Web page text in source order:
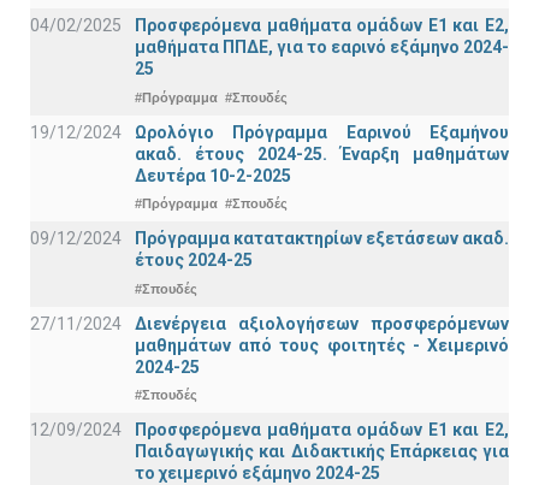
04/02/2025
Προσφερόμενα μαθήματα ομάδων Ε1 και Ε2,
μαθήματα ΠΠΔΕ, για το εαρινό εξάμηνο 2024-
25
#Πρόγραμμα #Σπουδές
19/12/2024
Ωρολόγιο Πρόγραμμα Εαρινού Εξαμήνου
ακαδ. έτους 2024-25. Έναρξη μαθημάτων
Δευτέρα 10-2-2025
#Πρόγραμμα #Σπουδές
09/12/2024
Πρόγραμμα κατατακτηρίων εξετάσεων ακαδ.
έτους 2024-25
#Σπουδές
27/11/2024
Διενέργεια αξιολογήσεων προσφερόμενων
μαθημάτων από τους φοιτητές - Χειμερινό
2024-25
#Σπουδές
12/09/2024
Προσφερόμενα μαθήματα ομάδων Ε1 και Ε2,
Παιδαγωγικής και Διδακτικής Επάρκειας για
το χειμερινό εξάμηνο 2024-25